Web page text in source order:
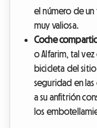
el número de un
muy valiosa.
Coche
o Alfarim, tal vez
bicicleta del
seguridad en las
a su anfitrión
los